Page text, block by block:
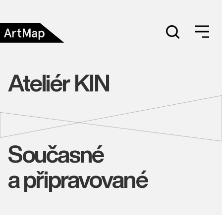
Ateliér KIN
Současné
a připravované